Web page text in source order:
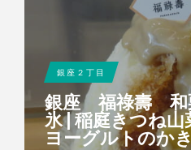
銀座２丁目
銀座 福祿壽 和
氷 | 稲庭きつね
ヨーグルトのか